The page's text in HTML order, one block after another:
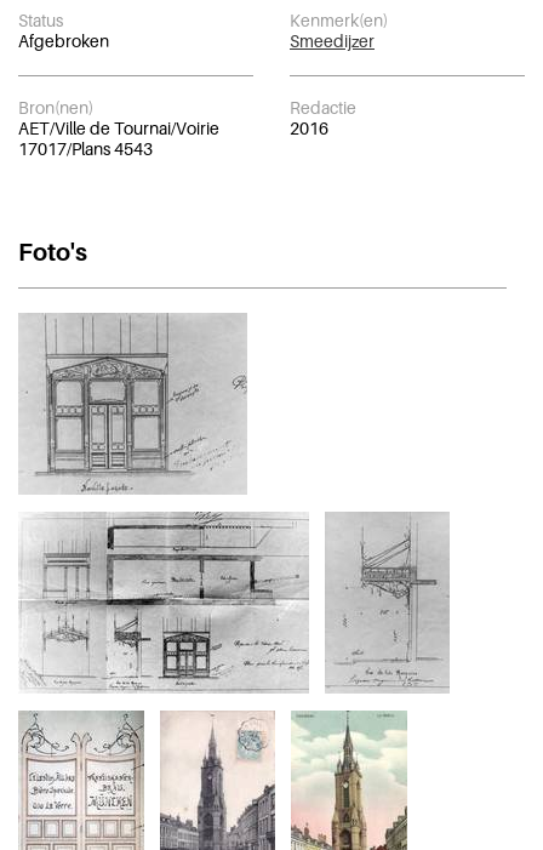
Status
Afgebroken
Kenmerk(en)
Smeedijzer
Bron(nen)
AET/Ville de Tournai/Voirie
17017/Plans 4543
Redactie
2016
Foto's